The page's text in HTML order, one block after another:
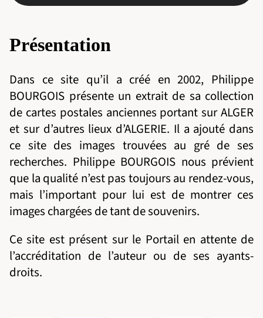
Présentation
Dans ce site qu’il a créé en 2002, Philippe
BOURGOIS présente un extrait de sa collection
de cartes postales anciennes portant sur ALGER
et sur d’autres lieux d’ALGERIE. Il a ajouté dans
ce site des images trouvées au gré de ses
recherches. Philippe BOURGOIS nous prévient
que la qualité n’est pas toujours au rendez-vous,
mais l’important pour lui est de montrer ces
images chargées de tant de souvenirs.
Ce site est présent sur le Portail en attente de
l’accréditation de l’auteur ou de ses ayants-
droits.